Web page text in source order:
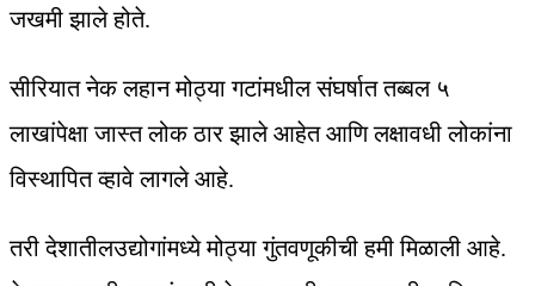
जखमी झाले होते.
सीरियात नेक लहान मोठ्या गटांमधील संघर्षात तब्बल ५
लाखांपेक्षा जास्त लोक ठार झाले आहेत आणि लक्षावधी लोकांना
विस्थापित व्हावे लागले आहे.
तरी देशातीलउद्योगांमध्ये मोठ्या गुंतवणूकीची हमी मिळाली आहे.